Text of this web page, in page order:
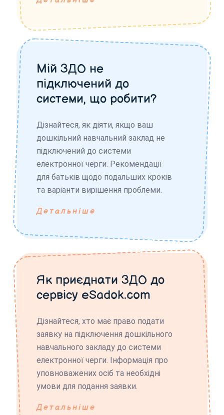
Мій ЗДО не
підключений до
системи, що робити?
Дізнайтеся, як діяти, якщо ваш
дошкільний навчальний заклад не
підключений до системи
електронної черги. Рекомендації
для батьків щодо подальших кроків
та варіанти вирішення проблеми.
Детальніше
Як приєднати ЗДО до
сервісу eSadok.com
Дізнайтеся, хто має право подати
заявку на підключення дошкільного
навчального закладу до системи
електронної черги. Інформація про
уповноважених осіб та необхідні
умови для подання заявки.
Детальніше